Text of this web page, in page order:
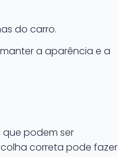
do carro.
a aparência e a
que podem ser
correta pode fazer